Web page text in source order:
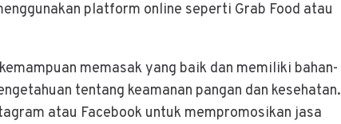
platform online seperti Grab Food atau
memasak yang baik dan memiliki bahan-
tentang keamanan pangan dan kesehatan.
atau Facebook untuk mempromosikan jasa